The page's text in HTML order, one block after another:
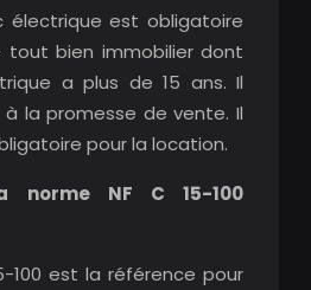
électrique est obligatoire
bien immobilier dont
a plus de 15 ans. Il
la promesse de vente. Il
pour la location.
norme NF C 15-100
100 est la référence pour